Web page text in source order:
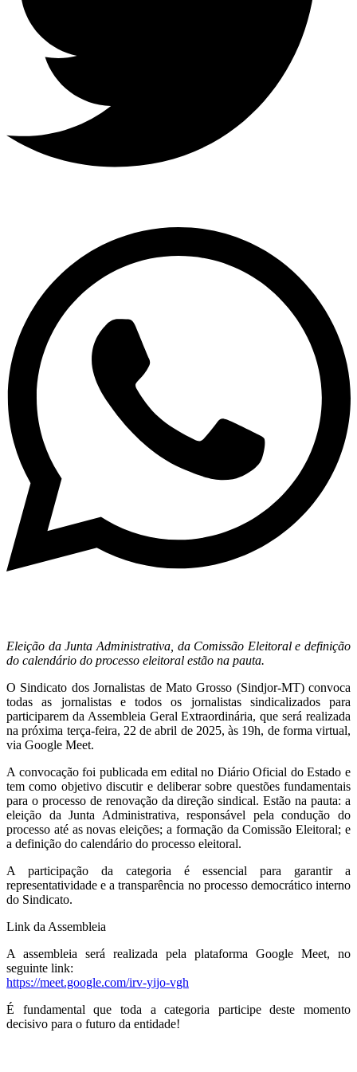
Eleição da Junta Administrativa, da Comissão Eleitoral e definição
do calendário do processo eleitoral estão na pauta.
O Sindicato dos Jornalistas de Mato Grosso (Sindjor-MT) convoca
todas as jornalistas e todos os jornalistas sindicalizados para
participarem da Assembleia Geral Extraordinária, que será realizada
na próxima terça-feira, 22 de abril de 2025, às 19h, de forma virtual,
via Google Meet.
A convocação foi publicada em edital no Diário Oficial do Estado e
tem como objetivo discutir e deliberar sobre questões fundamentais
para o processo de renovação da direção sindical. Estão na pauta: a
eleição da Junta Administrativa, responsável pela condução do
processo até as novas eleições; a formação da Comissão Eleitoral; e
a definição do calendário do processo eleitoral.
A participação da categoria é essencial para garantir a
representatividade e a transparência no processo democrático interno
do Sindicato.
Link da Assembleia
A assembleia será realizada pela plataforma Google Meet, no
seguinte link:
https://meet.google.com/irv-yijo-vgh
É fundamental que toda a categoria participe deste momento
decisivo para o futuro da entidade!